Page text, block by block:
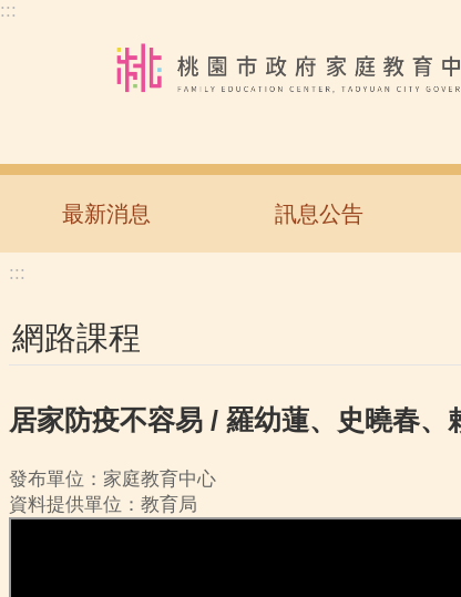
跳到主要內容區塊
:::
最新消息 訊息公告
:::
網路課程
居家防疫不容易 / 羅幼蓮、史曉春、
發布單位：家庭教育中心
資料提供單位：教育局